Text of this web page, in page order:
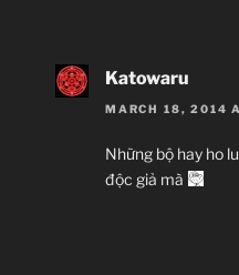
Katowaru
MARCH 18, 2014
Những bộ hay ho
độc giả mà